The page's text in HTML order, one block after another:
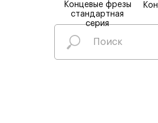
Концевые фрезы
стандартная
серия